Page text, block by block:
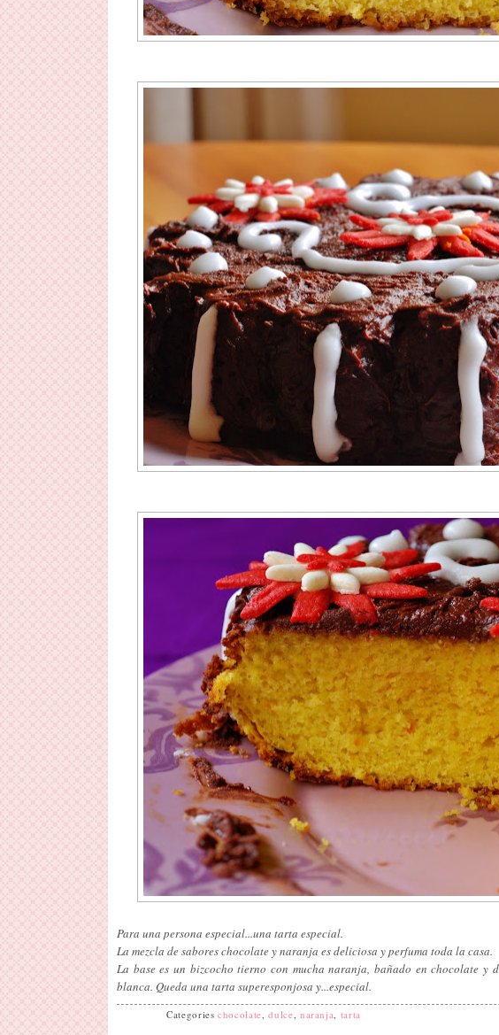
Para una persona especial...una tarta especial.
La mezcla de sabores chocolate y naranja es deliciosa y perfuma toda la casa.
La base es un bizcocho tierno con mucha naranja, bañado en chocolate y
blanca. Queda una tarta superesponjosa y...especial.
Categorieschocolate ,dulce naranja tarta